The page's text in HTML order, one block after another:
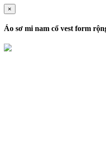
×
Áo sơ mi nam cổ vest form